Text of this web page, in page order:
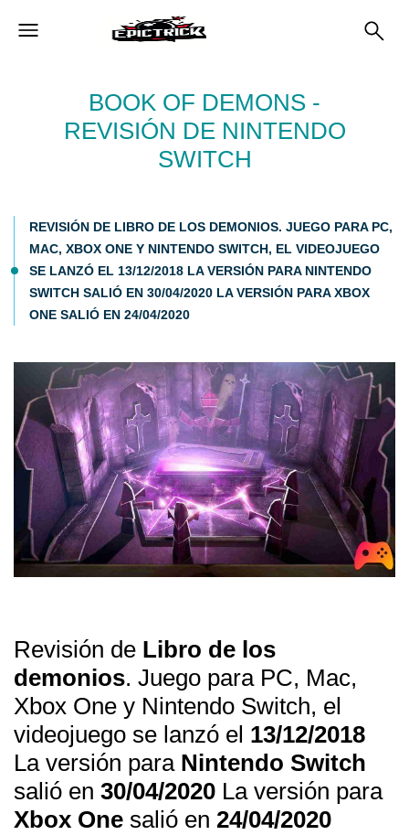
BOOK OF DEMONS -
REVISIÓN DE NINTENDO
SWITCH
REVISIÓN DE LIBRO DE LOS DEMONIOS. JUEGO PARA PC,
MAC, XBOX ONE Y NINTENDO SWITCH, EL VIDEOJUEGO
SE LANZÓ EL 13/12/2018 LA VERSIÓN PARA NINTENDO
SWITCH SALIÓ EN 30/04/2020 LA VERSIÓN PARA XBOX
ONE SALIÓ EN 24/04/2020
Revisión de Libro de los
demonios. Juego para PC, Mac,
Xbox One y Nintendo Switch, el
videojuego se lanzó el 13/12/2018
La versión para Nintendo Switch
salió en 30/04/2020 La versión para
Xbox One salió en 24/04/2020